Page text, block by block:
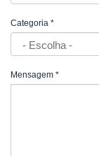
Categoria *
Mensagem *